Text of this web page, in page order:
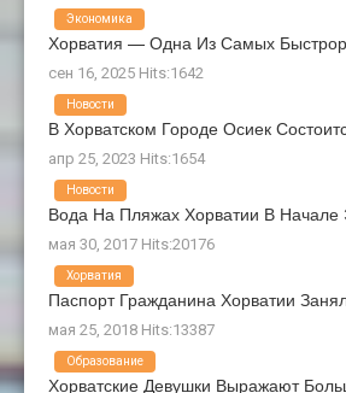
Хорватия — Одна Из Самых
сен 16, 2025 Hits:1642
Экономика
В Хорватском Городе Осиек
апр 25, 2023 Hits:1654
Новости
Вода На Пляжах Хорватии В
мая 30, 2017 Hits:20176
Новости
Паспорт Гражданина Хорватии
мая 25, 2018 Hits:13387
Хорватия
Хорватские Девушки Выражают
Образование